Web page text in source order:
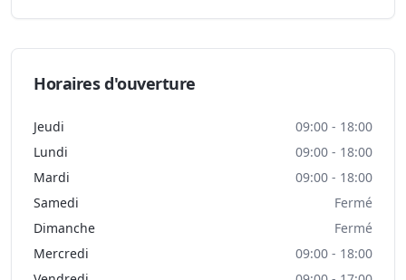
Horaires d'ouverture
Jeudi
09:00 - 18:00
Lundi
09:00 - 18:00
Mardi
09:00 - 18:00
Samedi
Fermé
Dimanche
Fermé
Mercredi
09:00 - 18:00